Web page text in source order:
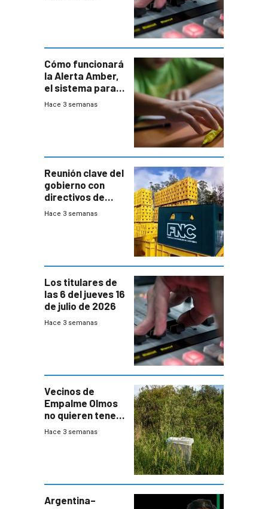
Cómo funcionará
la Alerta Amber,
el sistema para
la búsqueda
Hace 3 semanas
Reunión clave del
gobierno con
directivos de
Fábricas
Hace 3 semanas
Los titulares de
las 6 del jueves 16
de julio de 2026
Hace 3 semanas
Vecinos de
Empalme Olmos
no quieren tener
cerca una planta
departamental
Hace 3 semanas
Argentina–